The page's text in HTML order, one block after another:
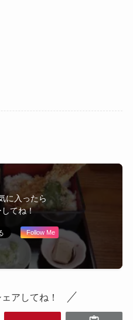
に入ったら
てね！
Follow Me
アしてね！